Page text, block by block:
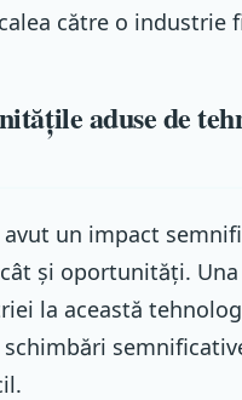
către o
aduse de
un impact
și oportunități.
la această